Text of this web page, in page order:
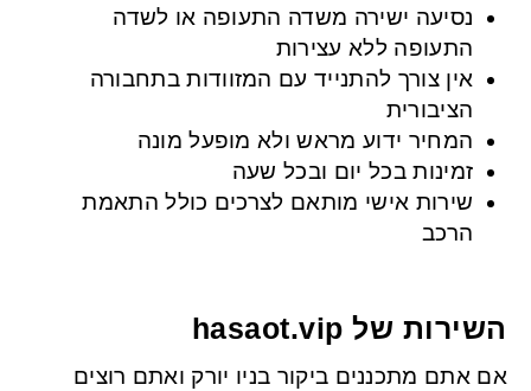
נסיעה ישירה משדה התעופה או לשדה
התעופה ללא עצירות
אין צורך להתנייד עם המזוודות בתחבורה
הציבורית
המחיר ידוע מראש ולא מופעל מונה
זמינות בכל יום ובכל שעה
שירות אישי מותאם לצרכים כולל התאמת
הרכב
השירות של hasaot.vip
אם אתם מתכננים ביקור בניו יורק ואתם רוצים